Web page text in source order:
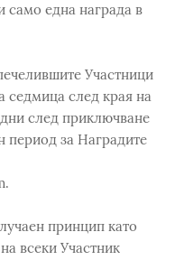
само една награда в
Участници
седмица след края на
след приключване
период за Наградите
принцип като
всеки Участник